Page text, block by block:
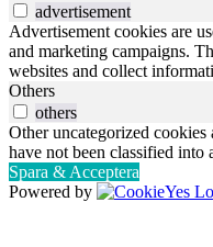
advertisement
Advertisement cookies are
and marketing campaigns.
websites and collect
Others
others
Other uncategorized cookies
have not been classified into
Spara & Acceptera
Powered by